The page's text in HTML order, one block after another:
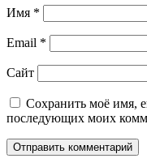
Имя *
Email *
Сайт
Сохранить моё имя,
последующих моих